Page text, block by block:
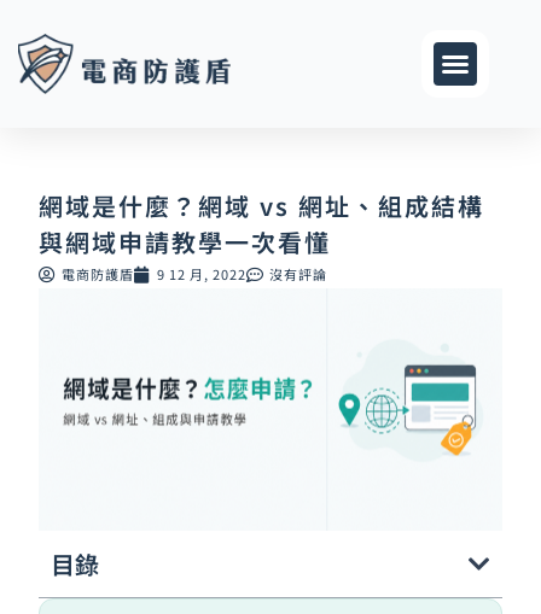
網域是什麼？網域 vs 網址、組成結構
與網域申請教學一次看懂
電商防護盾 9 12 月, 2022 沒有評論
目錄